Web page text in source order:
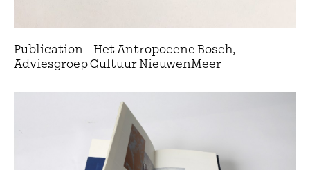
Publication – Het Antropocene Bosch,
Adviesgroep Cultuur NieuwenMeer